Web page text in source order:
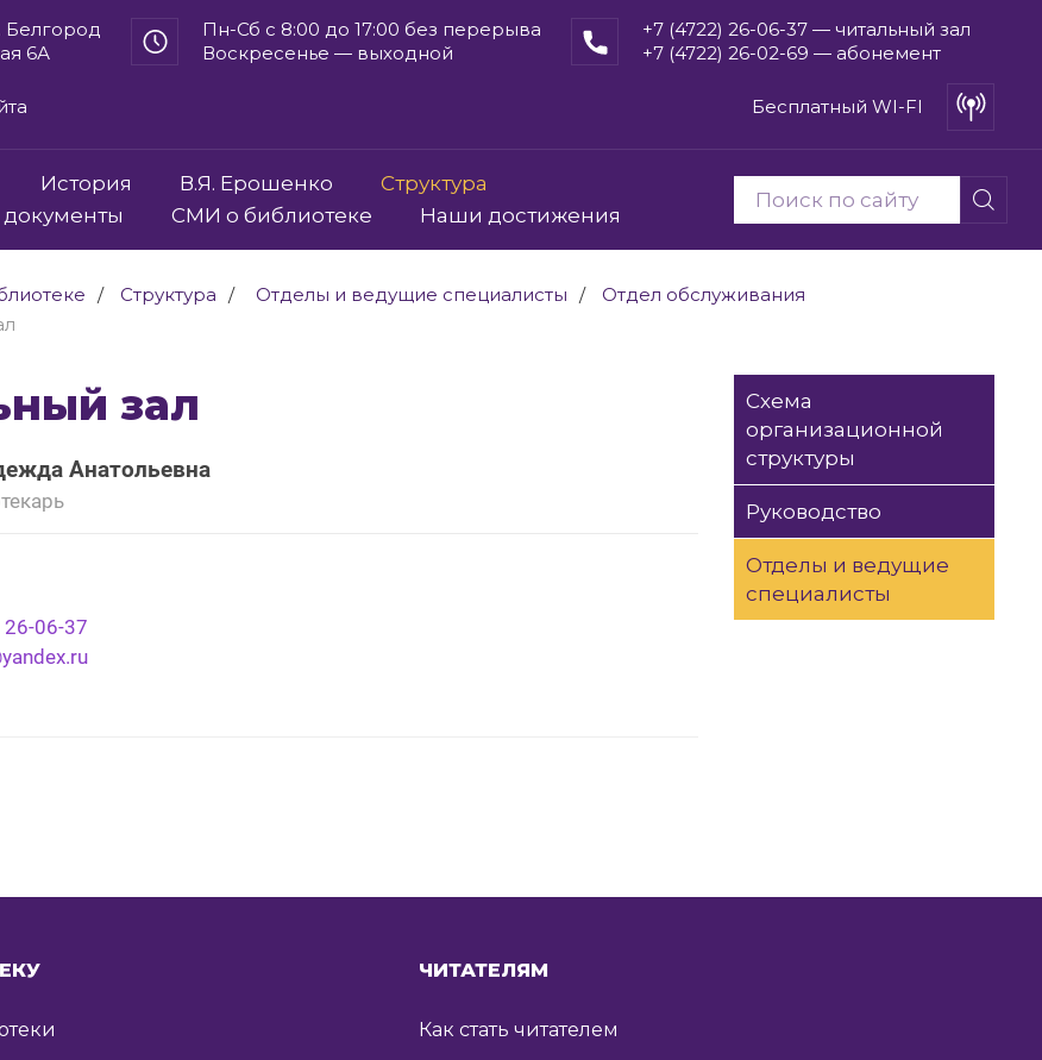
Белгород
6А
Пн-Сб с 8:00 до 17:00 без перерыва
Воскресенье — выходной
+7 (4722) 26-06-37 — читальный зал
+7 (4722) 26-02-69 — абонемент
Бесплатный WI-FI
История В.Я. Ерошенко
Структура
СМИ о библиотеке Наши достижения
Структура Отделы и ведущие специалисты
Отдел обслуживания
зал
Анатольевна
06-37
Схема
организационной
структуры
Руководство
Отделы и ведущие
специалисты
ЧИТАТЕЛЯМ
Как стать читателем